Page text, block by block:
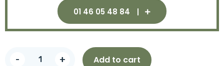
01 46 05 48 84
- + Add to cart